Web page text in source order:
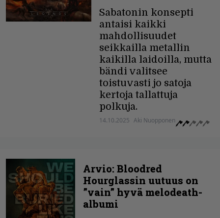
Sabatonin konsepti
antaisi kaikki
mahdollisuudet
seikkailla metallin
kaikilla laidoilla, mutta
bändi valitsee
toistuvasti jo satoja
kertoja tallattuja
polkuja.
14.10.2025 Aki Nuopponen
Arvio: Bloodred
Hourglassin uutuus on
”vain” hyvä melodeath-
albumi